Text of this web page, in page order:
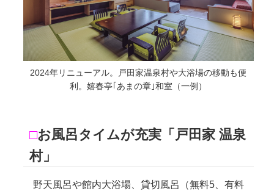
2024年リニューアル。戸田家温泉村や大浴場の移動も便
利。嬉春亭｢あまの章｣和室（一例）
□お風呂タイムが充実「戸田家 温泉
村」
野天風呂や館内大浴場、貸切風呂（無料5、有料